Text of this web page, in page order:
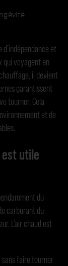
d’indépendance et
qui voyagent en
il devient
garantissent
tourner. Cela
et de
utile
du
carburant du
L’air chaud est
sans faire tourner